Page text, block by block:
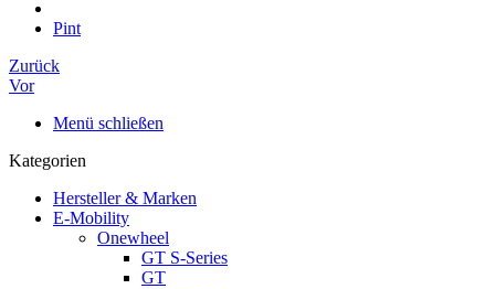
Pint
Zurück
Vor
Menü schließen
Kategorien
Hersteller & Marken
E-Mobility
Onewheel
GT S-Series
GT